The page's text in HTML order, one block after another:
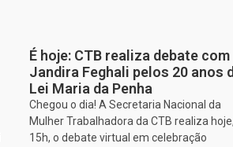
É hoje: CTB realiza debate com
Jandira Feghali pelos 20 anos
Lei Maria da Penha
Chegou o dia! A Secretaria Nacional da
Mulher Trabalhadora da CTB realiza
15h, o debate virtual em celebração